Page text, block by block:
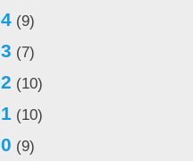
(9)
(7)
(10)
(10)
(9)